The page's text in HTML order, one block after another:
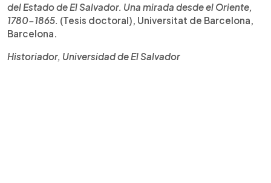
del Estado de El Salvador. Una mirada desde el Oriente,
1780-1865. (Tesis doctoral), Universitat de Barcelona,
Barcelona.
Historiador, Universidad de El Salvador